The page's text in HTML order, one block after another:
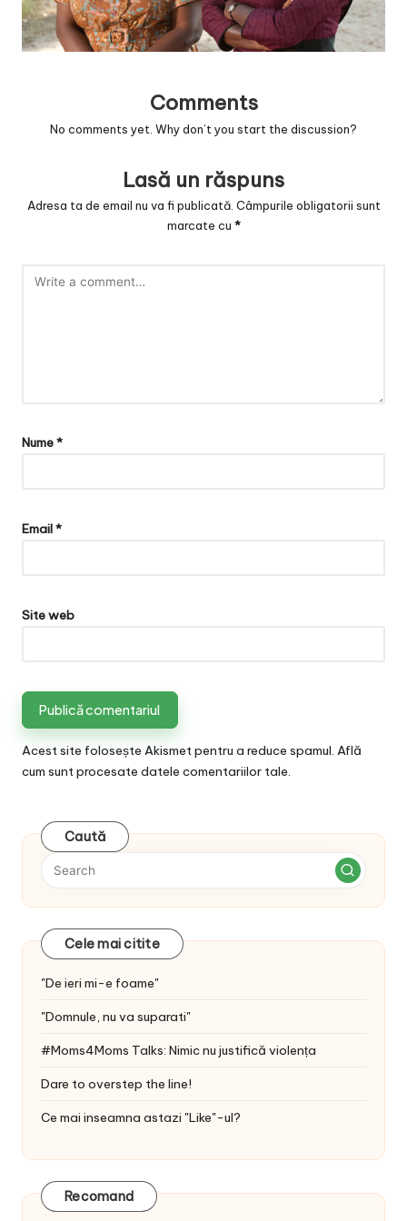
v
a
e
Comments
No comments yet. Why don’t you start the discussion?
Lasă un răspuns
Adresa ta de email nu va fi publicată. Câmpurile obligatorii sunt
marcate cu *
Nume*
Email*
Site web
Acest site folosește Akismet pentru a reduce spamul. Află
cum sunt procesate datele comentariilor tale.
Caută
Cele mai citite
"De ieri mi-e foame"
"Domnule, nu va suparati"
#Moms4Moms Talks: Nimic nu justifică violența
Dare to overstep the line!
Ce mai inseamna astazi "Like"-ul?
Recomand